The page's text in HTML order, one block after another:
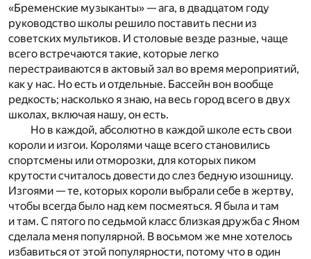
«Бременские музыканты» — ага, в двадцатом году
руководство школы решило поставить песни из
советских мультиков. И столовые везде разные, чаще
всего встречаются такие, которые легко
перестраиваются в актовый зал во время мероприятий,
как у нас. Но есть и отдельные. Бассейн вон вообще
редкость; насколько я знаю, на весь город всего в двух
школах, включая нашу, он есть.
Но в каждой, абсолютно в каждой школе есть свои
короли и изгои. Королями чаще всего становились
спортсмены или отморозки, для которых пиком
крутости считалось довести до слез бедную изошницу.
Изгоями — те, которых короли выбрали себе в жертву,
чтобы всегда было над кем посмеяться. Я была и там
и там. С пятого по седьмой класс близкая дружба с Яном
сделала меня популярной. В восьмом же мне хотелось
избавиться от этой популярности, потому что в один